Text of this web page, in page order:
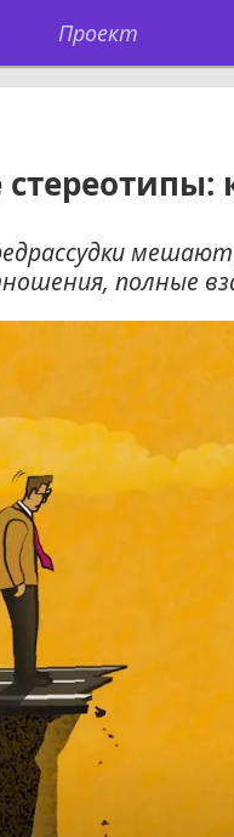
Проект
полные